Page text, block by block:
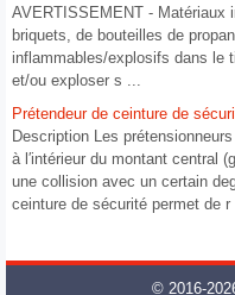
AVERTISSEMENT - Matériaux
briquets, de bouteilles de
inflammables/explosifs dans le
et/ou exploser s ...
Prétendeur de ceinture de
Description Les
à l′intérieur du montant central
une collision avec un certain
ceinture de sécurité permet de r
© 2016-